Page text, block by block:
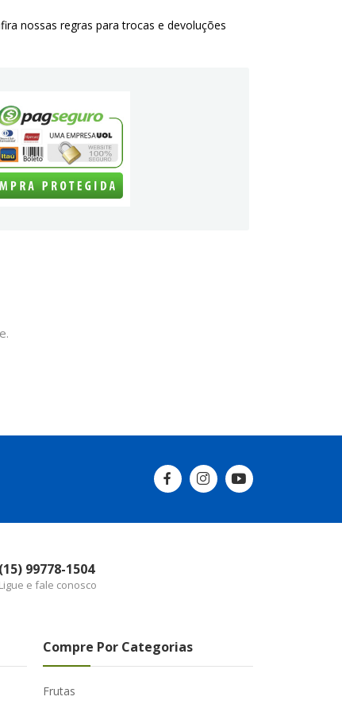
nossas regras para trocas e devoluções
(15) 99778-1504
Ligue e fale conosco
Compre Por Categorias
Frutas